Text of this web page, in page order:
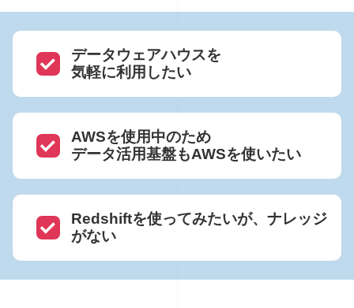
データウェアハウスを
気軽に利用したい
AWSを使用中のため
データ活用基盤もAWSを使いたい
Redshiftを使ってみたいが、ナレッジ
がない